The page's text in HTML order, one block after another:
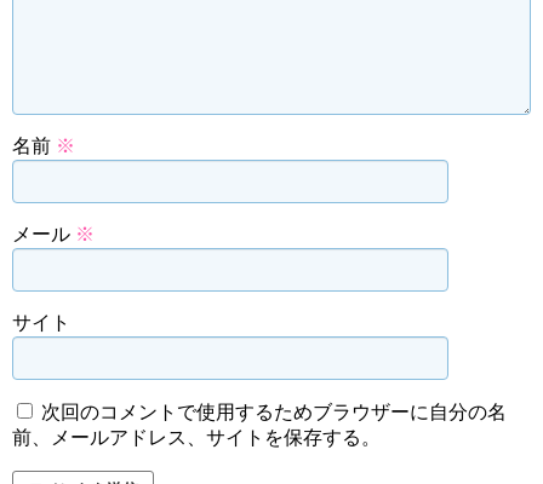
名前 ※
メール ※
サイト
次回のコメントで使用するためブラウザーに自分の名
前、メールアドレス、サイトを保存する。